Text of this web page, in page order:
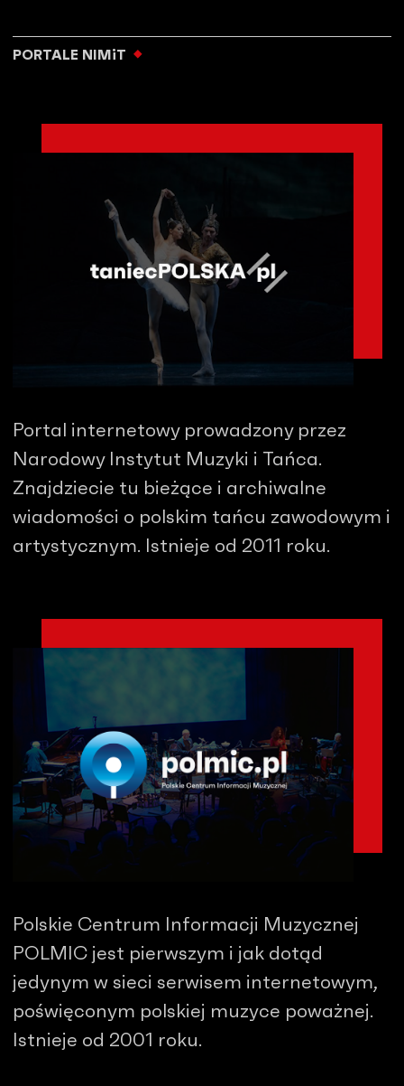
PORTALE NIMiT
Portal internetowy prowadzony przez
Narodowy Instytut Muzyki i Tańca.
Znajdziecie tu bieżące i archiwalne
wiadomości o polskim tańcu zawodowym i
artystycznym. Istnieje od 2011 roku.
Polskie Centrum Informacji Muzycznej
POLMIC jest pierwszym i jak dotąd
jedynym w sieci serwisem internetowym,
poświęconym polskiej muzyce poważnej.
Istnieje od 2001 roku.